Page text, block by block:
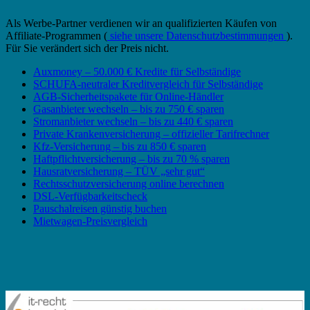
Als Werbe-Partner verdienen wir an qualifizierten Käufen von
Affiliate-Programmen ( siehe unsere Datenschutzbestimmungen ).
Für Sie verändert sich der Preis nicht.
Auxmoney – 50.000 € Kredite für Selbständige
SCHUFA-neutraler Kreditvergleich für Selbständige
AGB-Sicherheitspakete für Online-Händler
Gasanbieter wechseln – bis zu 750 € sparen
Stromanbieter wechseln – bis zu 440 € sparen
Private Krankenversicherung – offizieller Tarifrechner
Kfz-Versicherung – bis zu 850 € sparen
Haftpflichtversicherung – bis zu 70 % sparen
Hausratversicherung – TÜV „sehr gut“
Rechtsschutzversicherung online berechnen
DSL-Verfügbarkeitscheck
Pauschalreisen günstig buchen
Mietwagen-Preisvergleich